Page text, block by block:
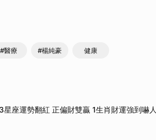
#醫療 #楊純豪 健康
座運勢翻紅 正偏財雙贏 1生肖財運強到嚇人